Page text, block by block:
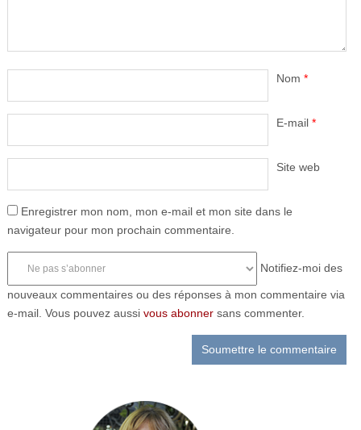
Nom *
E-mail *
Site web
Enregistrer mon nom, mon e-mail et mon site dans le
navigateur pour mon prochain commentaire.
Notifiez-moi des
nouveaux commentaires ou des réponses à mon commentaire via
e-mail. Vous pouvez aussi vous abonnersans commenter.